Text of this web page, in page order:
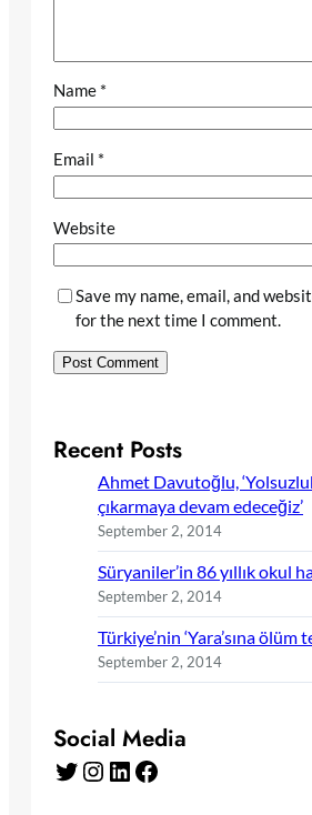
Name *
Email *
Website
Save my name, email, and
for the next time I comment.
Recent Posts
Ahmet Davutoğlu,
çıkarmaya devam edeceğiz’
September 2, 2014
Süryaniler’in 86 yıllık okul
September 2, 2014
Türkiye’nin ‘Yara’sına ölüm
September 2, 2014
Social Media
Twitter Instagram LinkedIn Facebook